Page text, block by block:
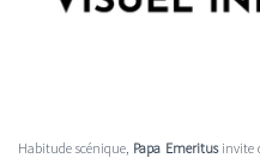
Habitude scénique, Papa Emeritusinvite